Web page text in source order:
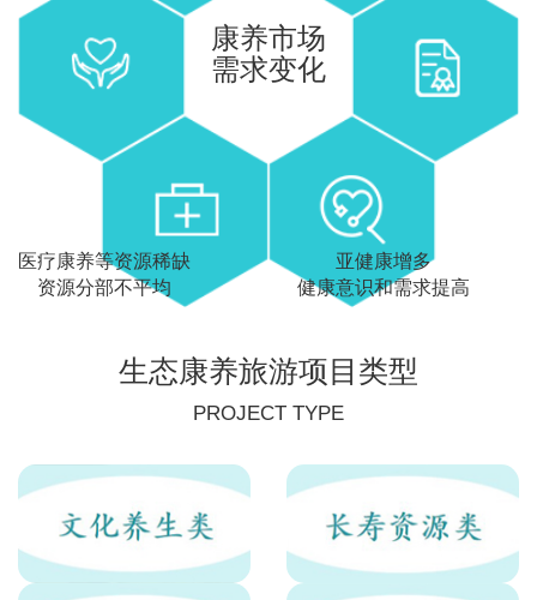
康养市场
需求变化
医疗康养等资源稀缺
资源分部不平均
亚健康增多
健康意识和需求提高
生态康养旅游项目类型
PROJECT TYPE